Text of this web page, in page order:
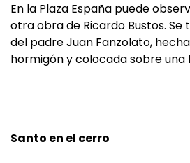
En la Plaza España puede
otra obra de Ricardo Bustos.
del padre Juan Fanzolato,
hormigón y colocada sobre una
Santo en el cerro